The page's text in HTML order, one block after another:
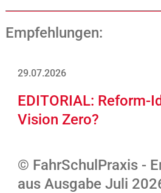
Empfehlungen:
29.07.2026
EDITORIAL: Reform-
Vision Zero?
© FahrSchulPraxis -
aus Ausgabe Juli